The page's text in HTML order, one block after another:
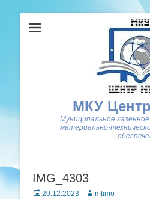
МКУ
Муниципальное
материально-
IMG_4303
Posted
20.12.2023 Author
mtimo